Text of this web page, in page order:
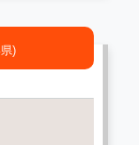
)